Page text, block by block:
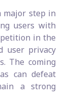
major step in
users with
in the
user privacy
The coming
can defeat
a strong